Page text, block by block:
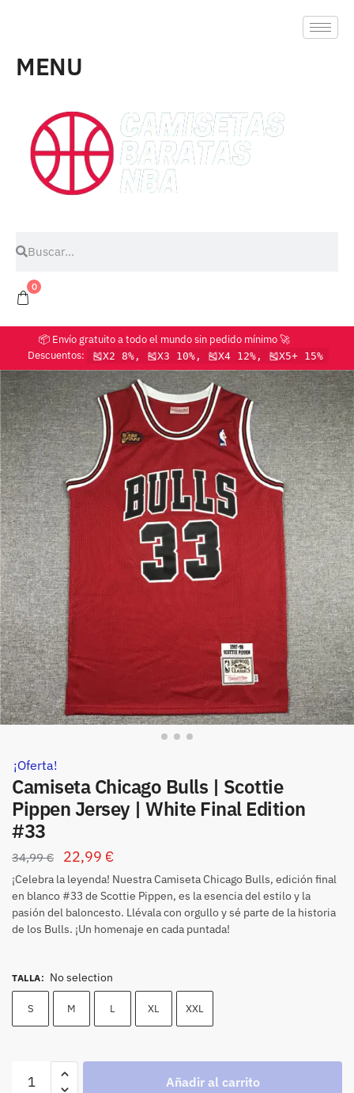
MENU
0
📦 Envío gratuito a todo el mundo sin pedido mínimo 🚀
Descuentos:
🎽X2 8%, 🎽X3 10%, 🎽X4 12%, 🎽X5+ 15%
¡Oferta!
Camiseta Chicago Bulls | Scottie
Pippen Jersey | White Final Edition
#33
34,99€ 22,99 €
¡Celebra la leyenda! Nuestra Camiseta Chicago Bulls, edición final
en blanco #33 de Scottie Pippen, es la esencia del estilo y la
pasión del baloncesto. Llévala con orgullo y sé parte de la historia
de los Bulls. ¡Un homenaje en cada puntada!
TALLA: No selection
S M L XL XXL
Añadir al carrito